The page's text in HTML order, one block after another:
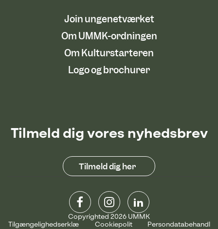
Join ungenetværket
Om UMMK-ordningen
Om Kulturstarteren
Logo og brochurer
Tilmeld dig vores nyhedsbrev
Tilmeld dig her
Copyrighted 2026 UMMK
Tilgængelighedserklæ
Cookiepolit Persondatabehandl